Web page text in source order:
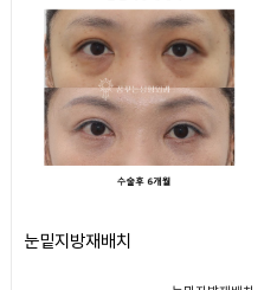
눈밑지방재배치